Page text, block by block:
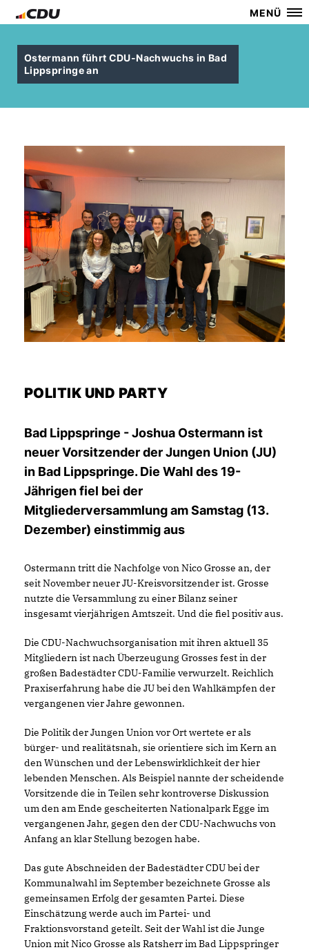
MENÜ
Ostermann führt CDU-Nachwuchs in Bad
Lippspringe an
POLITIK UND PARTY
Bad Lippspringe - Joshua Ostermann ist
neuer Vorsitzender der Jungen Union (JU)
in Bad Lippspringe. Die Wahl des 19-
Jährigen fiel bei der
Mitgliederversammlung am Samstag (13.
Dezember) einstimmig aus
Ostermann tritt die Nachfolge von Nico Grosse an, der
seit November neuer JU-Kreisvorsitzender ist. Grosse
nutzte die Versammlung zu einer Bilanz seiner
insgesamt vierjährigen Amtszeit. Und die fiel positiv aus.
Die CDU-Nachwuchsorganisation mit ihren aktuell 35
Mitgliedern ist nach Überzeugung Grosses fest in der
großen Badestädter CDU-Familie verwurzelt. Reichlich
Praxiserfahrung habe die JU bei den Wahlkämpfen der
vergangenen vier Jahre gewonnen.
Die Politik der Jungen Union vor Ort wertete er als
bürger- und realitätsnah, sie orientiere sich im Kern an
den Wünschen und der Lebenswirklichkeit der hier
lebenden Menschen. Als Beispiel nannte der scheidende
Vorsitzende die in Teilen sehr kontroverse Diskussion
um den am Ende gescheiterten Nationalpark Egge im
vergangenen Jahr, gegen den der CDU-Nachwuchs von
Anfang an klar Stellung bezogen habe.
Das gute Abschneiden der Badestädter CDU bei der
Kommunalwahl im September bezeichnete Grosse als
gemeinsamen Erfolg der gesamten Partei. Diese
Einschätzung werde auch im Partei- und
Fraktionsvorstand geteilt. Seit der Wahl ist die Junge
Union mit Nico Grosse als Ratsherr im Bad Lippspringer